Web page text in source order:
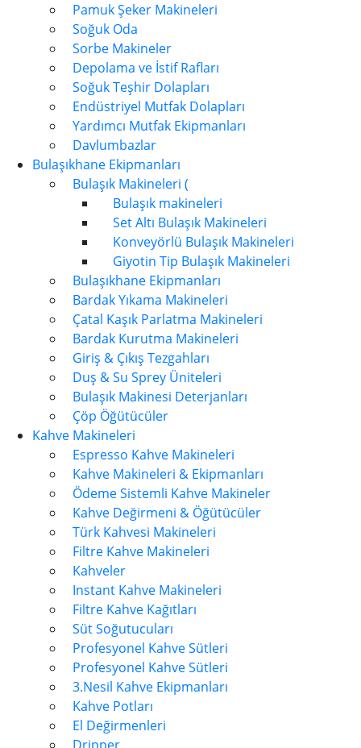
Pamuk Şeker Makineleri
Soğuk Oda
Sorbe Makineler
Depolama ve İstif Rafları
Soğuk Teşhir Dolapları
Endüstriyel Mutfak Dolapları
Yardımcı Mutfak Ekipmanları
Davlumbazlar
Bulaşıkhane Ekipmanları
Bulaşık Makineleri (
Bulaşık makineleri
Set Altı Bulaşık Makineleri
Konveyörlü Bulaşık Makineleri
Giyotin Tip Bulaşık Makineleri
Bulaşıkhane Ekipmanları
Bardak Yıkama Makineleri
Çatal Kaşık Parlatma Makineleri
Bardak Kurutma Makineleri
Giriş & Çıkış Tezgahları
Duş & Su Sprey Üniteleri
Bulaşık Makinesi Deterjanları
Çöp Öğütücüler
Kahve Makineleri
Espresso Kahve Makineleri
Kahve Makineleri & Ekipmanları
Ödeme Sistemli Kahve Makineler
Kahve Değirmeni & Öğütücüler
Türk Kahvesi Makineleri
Filtre Kahve Makineleri
Kahveler
Instant Kahve Makineleri
Filtre Kahve Kağıtları
Süt Soğutucuları
Profesyonel Kahve Sütleri
Profesyonel Kahve Sütleri
3.Nesil Kahve Ekipmanları
Kahve Potları
El Değirmenleri